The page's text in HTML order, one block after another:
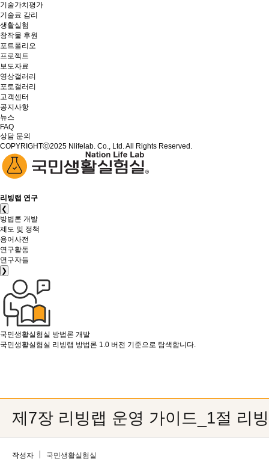
기술가치평가
기술료 감리
생활실험
창작물 후원
포트폴리오
프로젝트
보도자료
영상갤러리
포토갤러리
고객센터
공지사항
뉴스
FAQ
상담 문의
COPYRIGHTⓒ2025 Nlifelab. Co., Ltd. All Rights Reserved.
리빙랩 연구
❮
방법론 개발
제도 및 정책
용어사전
연구활동
연구자들
❯
국민생활실험실 방법론 개발
국민생활실험실 리빙랩 방법론 1.0 버전 기준으로 탐색합니다.
제7장 리빙랩 운영 가이드_1절 리
작성자 국민생활실험실